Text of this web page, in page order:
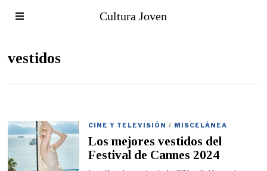
Cultura Joven
vestidos
CINE Y TELEVISIÓN / MISCELÁNEA
Los mejores vestidos del
Festival de Cannes 2024